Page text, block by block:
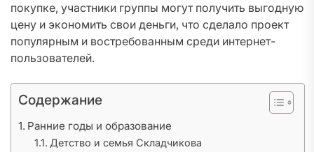
покупке, участники группы могут получить выгодную
цену и экономить свои деньги, что сделало проект
популярным и востребованным среди интернет-
пользователей.
Содержание
Ранние годы и образование
Детство и семья Складчикова